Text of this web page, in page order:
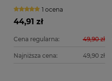
1 ocena
44,91 zł
Cena regularna: 49,90 zł
Najniższa cena: 49,90 zł